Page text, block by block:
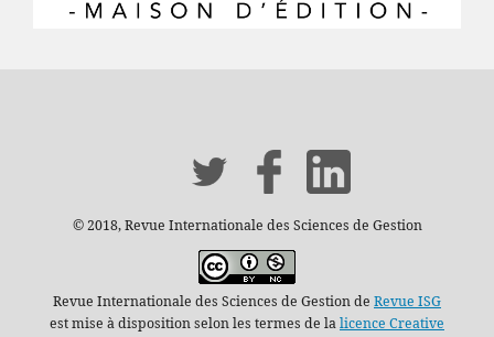
© 2018, Revue Internationale des Sciences de Gestion
Revue Internationale des Sciences de Gestion de Revue ISG
est mise à disposition selon les termes de lalicence Creative